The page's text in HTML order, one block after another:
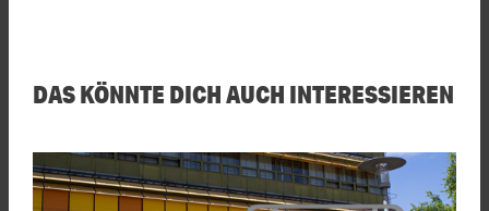
DAS KÖNNTE DICH AUCH INTERESSIEREN